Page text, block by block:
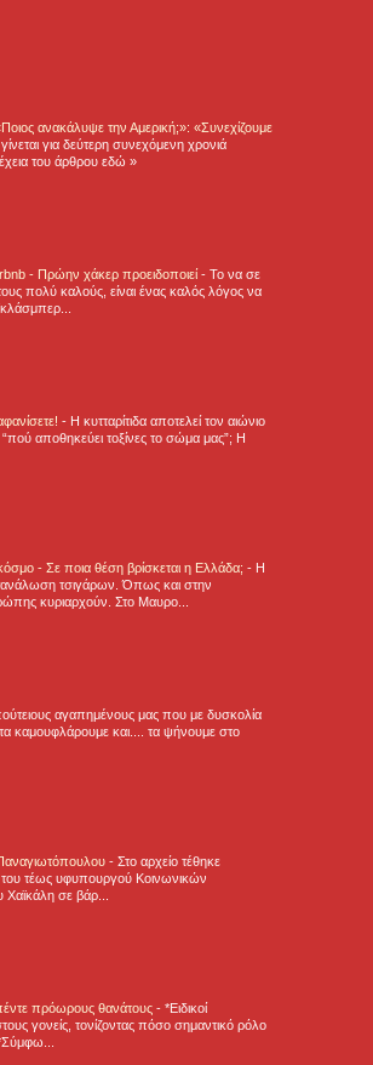
ανακάλυψε την Αμερική;»: «Συνεχίζουμε
για δεύτερη συνεχόμενη χρονιά
του άρθρου εδώ »
- Πρώην χάκερ προειδοποιεί- Το να σε
πολύ καλούς, είναι ένας καλός λόγος να
- H κυτταρίτιδα αποτελεί τον αιώνιο
αποθηκεύει τοξίνες το σώμα μας”; Η
- Σε ποια θέση βρίσκεται η Ελλάδα; - Η
τσιγάρων. Όπως και στην
κυριαρχούν. Στο Μαυρο...
αγαπημένους μας που με δυσκολία
καμουφλάρουμε και.... τα ψήνουμε στο
- Στο αρχείο τέθηκε
τέως υφυπουργού Κοινωνικών
σε βάρ...
πρόωρους θανάτους - *Ειδικοί
γονείς, τονίζοντας πόσο σημαντικό ρόλο